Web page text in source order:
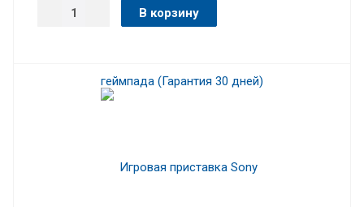
В корзину